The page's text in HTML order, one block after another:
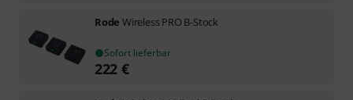
Rode Wireless PRO B-Stock
Sofort lieferbar
222 €